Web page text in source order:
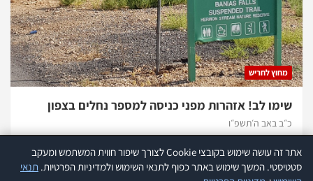
מחוץ לחריש
שימו לב! אזהרות מפני כניסה למספר נחלים בצפון
כ״ב באב ה׳תשפ״ו
אתר זה עושה שימוש בקובצי Cookie לצורך שיפור חווית המשתמש ומעקב
סטטיסטי. המשך שימוש באתר כפוף לתנאי השימוש ולמדיניות הפרטיות. תנאי
אתר זה עושה שימוש בקוקיז לצורך שיפור חווית המשתמש ומעקב סטטיסטי.
עוד